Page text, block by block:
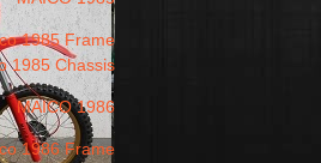
1985 Frame
1985 Chassis
MAICO 1986
1986 Frame